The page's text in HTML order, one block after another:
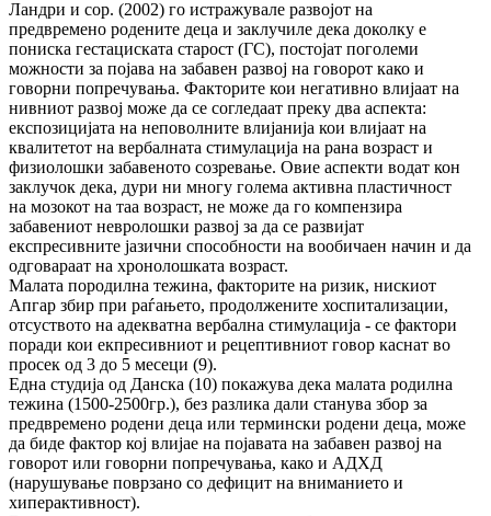
Ландри и сор. (2002) го истражувале развојот на
предвремено родените деца и заклучиле дека доколку е
пониска гестациската старост (ГС), постојат поголеми
можности за појава на забавен развој на говорот како и
говорни попречувања. Факторите кои негативно влијаат на
нивниот развој може да се согледаат преку два аспекта:
експозицијата на неповолните влијанија кои влијаат на
квалитетот на вербалната стимулација на рана возраст и
физиолошки забавеното созревање. Овие аспекти водат кон
заклучок дека, дури ни многу голема активна пластичност
на мозокот на таа возраст, не може да го компензира
забавениот невролошки развој за да се развијат
експресивните јазични способности на вообичаен начин и да
одговараат на хронолошката возраст.
Малата породилна тежина, факторите на ризик, нискиот
Апгар збир при раѓањето, продолжените хоспитализации,
отсуството на адекватна вербална стимулација - се фактори
поради кои екпресивниот и рецептивниот говор каснат во
просек од 3 до 5 месеци (9).
Една студија од Данска (10) покажува дека малата родилна
тежина (1500-2500гр.), без разлика дали станува збор за
предвремено родени деца или термински родени деца, може
да биде фактор кој влијае на појавата на забавен развој на
говорот или говорни попречувања, како и АДХД
(нарушување поврзано со дефицит на вниманието и
хиперактивност).